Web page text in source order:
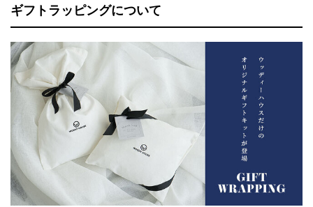
ギフトラッピングについて